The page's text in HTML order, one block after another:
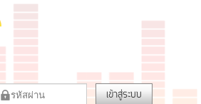
เข้าสู่ระบบ